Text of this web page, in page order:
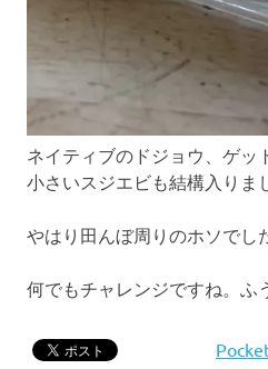
ネイティブのドジョウ、ゲッ
小さいスジエビも結構入りま
やはり田んぼ周りのホソでし
何でもチャレンジですね。ふ